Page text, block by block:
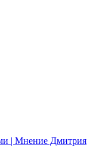
| Мнение Дмитрия